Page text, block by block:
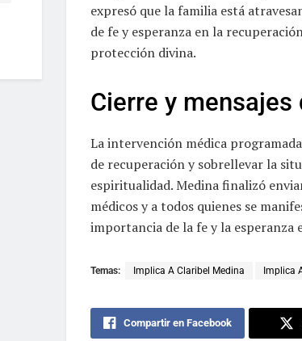
expresó que la familia está
de fe y esperanza en la
protección divina.
Cierre y mensajes
La intervención médica
de recuperación y sobrellevar la
espiritualidad. Medina finalizó
médicos y a todos quienes se
importancia de la fe y la esperanza
Temas: Implica A Claribel Medina Implica
Compartir en Facebook